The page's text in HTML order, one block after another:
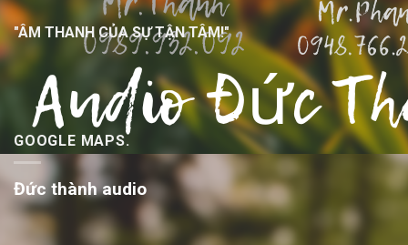
"ÂM THANH CỦA SỰ TẬN TÂM!"
GOOGLE MAPS.
Đức thành audio